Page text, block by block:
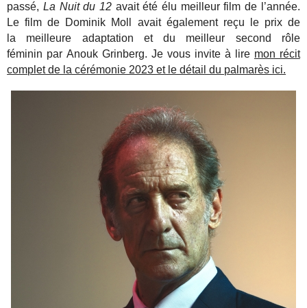
passé, La Nuit du 12avait été élu meilleur film de l’année.
Le film de Dominik Moll avait également reçu le prix de
la meilleure adaptation et du meilleur second rôle
féminin par Anouk Grinberg. Je vous invite à lire mon récit
complet de la cérémonie 2023 et le détail du palmarès ici.